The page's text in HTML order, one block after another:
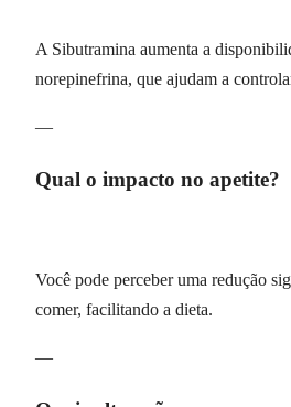
A Sibutramina aumenta a
norepinefrina, que ajudam a
—
Qual o impacto no apetite?
Você pode perceber uma redução
comer, facilitando a dieta.
—